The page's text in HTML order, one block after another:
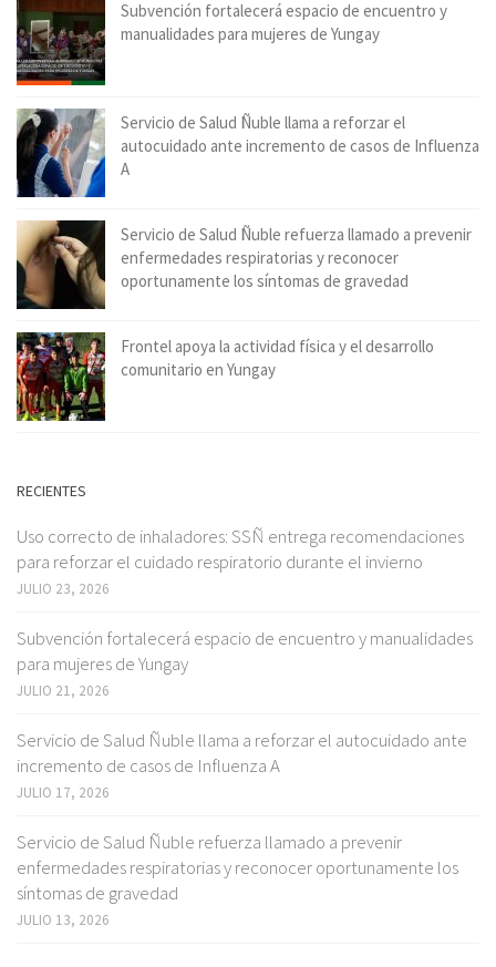
Subvención fortalecerá espacio de encuentro y
manualidades para mujeres de Yungay
Servicio de Salud Ñuble llama a reforzar el
autocuidado ante incremento de casos de Influenza
A
Servicio de Salud Ñuble refuerza llamado a prevenir
enfermedades respiratorias y reconocer
oportunamente los síntomas de gravedad
Frontel apoya la actividad física y el desarrollo
comunitario en Yungay
RECIENTES
Uso correcto de inhaladores: SSÑ entrega recomendaciones
para reforzar el cuidado respiratorio durante el invierno
JULIO 23, 2026
Subvención fortalecerá espacio de encuentro y manualidades
para mujeres de Yungay
JULIO 21, 2026
Servicio de Salud Ñuble llama a reforzar el autocuidado ante
incremento de casos de Influenza A
JULIO 17, 2026
Servicio de Salud Ñuble refuerza llamado a prevenir
enfermedades respiratorias y reconocer oportunamente los
síntomas de gravedad
JULIO 13, 2026